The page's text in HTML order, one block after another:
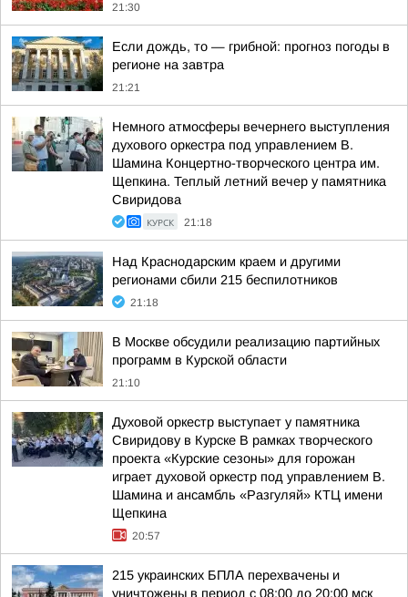
21:30
Если дождь, то — грибной: прогноз погоды в
регионе на завтра
21:21
Немного атмосферы вечернего выступления
духового оркестра под управлением В.
Шамина Концертно-творческого центра им.
Щепкина. Теплый летний вечер у памятника
Свиридова
КУРСК 21:18
Над Краснодарским краем и другими
регионами сбили 215 беспилотников
21:18
В Москве обсудили реализацию партийных
программ в Курской области
21:10
Духовой оркестр выступает у памятника
Свиридову в Курске В рамках творческого
проекта «Курские сезоны» для горожан
играет духовой оркестр под управлением В.
Шамина и ансамбль «Разгуляй» КТЦ имени
Щепкина
20:57
215 украинских БПЛА перехвачены и
уничтожены в период с 08:00 до 20:00 мск